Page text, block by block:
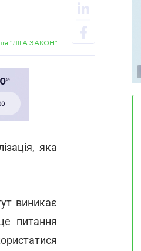
"ЛІГА:ЗАКОН"
яка
виникає
питання